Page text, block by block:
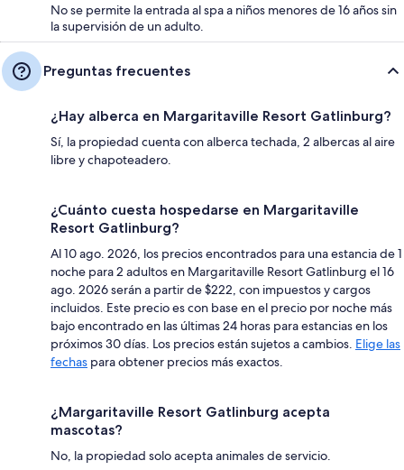
No se permite la entrada al spa a niños menores de 16 años sin
la supervisión de un adulto.
Preguntas frecuentes
¿Hay alberca en Margaritaville Resort Gatlinburg?
Sí, la propiedad cuenta con alberca techada, 2 albercas al aire
libre y chapoteadero.
¿Cuánto cuesta hospedarse en Margaritaville
Resort Gatlinburg?
Al 10 ago. 2026, los precios encontrados para una estancia de 1
noche para 2 adultos en Margaritaville Resort Gatlinburg el 16
ago. 2026 serán a partir de $222, con impuestos y cargos
incluidos. Este precio es con base en el precio por noche más
bajo encontrado en las últimas 24 horas para estancias en los
próximos 30 días. Los precios están sujetos a cambios. Elige las
fechas para obtener precios más exactos.
¿Margaritaville Resort Gatlinburg acepta
mascotas?
No, la propiedad solo acepta animales de servicio.